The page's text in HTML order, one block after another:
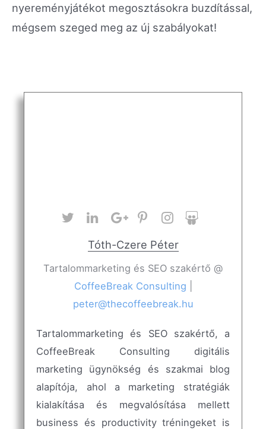
nyereményjátékot megosztásokra buzdítással,
mégsem szeged meg az új szabályokat!
Tóth-Czere Péter
Tartalommarketing és SEO szakértő @
CoffeeBreak Consulting
peter@thecoffeebreak.hu
Tartalommarketing és SEO szakértő, a
CoffeeBreak Consulting digitális
marketing ügynökség és szakmai blog
alapítója, ahol a marketing stratégiák
kialakítása és megvalósítása mellett
business és productivity tréningeket is